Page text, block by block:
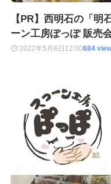
【PR】西明石の「明
ーン工房ぽっぽ 販売
2022年5月6日 12:00684